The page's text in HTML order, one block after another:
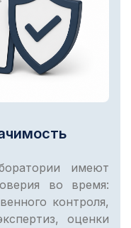
имеют
во время:
контроля,
оценки